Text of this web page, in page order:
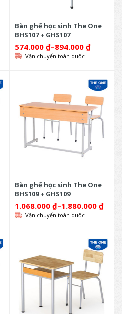
Bàn ghế học sinh The One
BHS107 + GHS107
574.000 ₫–894.000 ₫
Vận chuyển toàn quốc
Bàn ghế học sinh The One
BHS109 + GHS109
1.068.000 ₫–1.880.000 ₫
Vận chuyển toàn quốc